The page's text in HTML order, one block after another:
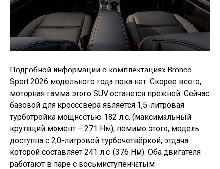
Подробной информации о комплектациях Bronco
Sport 2026 модельного года пока нет. Скорее всего,
моторная гамма этого SUV останется прежней. Сейчас
базовой для кроссовера является 1,5-литровая
турботройка мощностью 182 л.с. (максимальный
крутящий момент – 271 Нм), помимо этого, модель
доступна с 2,0-литровой турбочетвёркой, отдача
которой составляет 241 л.с. (376 Нм). Оба двигателя
работают в паре с восьмиступенчатым